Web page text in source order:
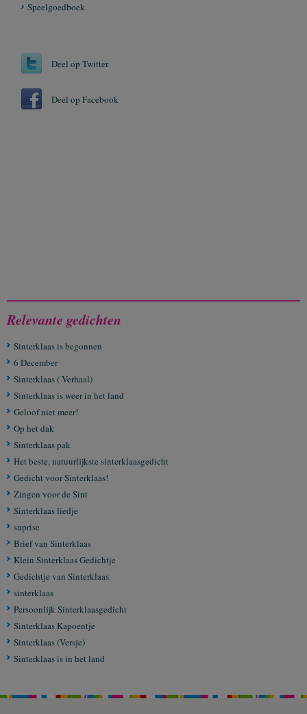
Speelgoedboek
Deel op Twitter
Deel op Facebook
Relevante gedichten
Sinterklaas is begonnen
6 December
Sinterklaas ( Verhaal)
Sinterklaas is weer in het land
Geloof niet meer!
Op het dak
Sinterklaas pak
Het beste, natuurlijkste sinterklaasgedicht
Gedicht voor Sinterklaas!
Zingen voor de Sint
Sinterklaas liedje
suprise
Brief van Sinterklaas
Klein Sinterklaas Gedichtje
Gedichtje van Sinterklaas
sinterklaas
Persoonlijk Sinterklaasgedicht
Sinterklaas Kapoentje
Sinterklaas (Versje)
Sinterklaas is in het land